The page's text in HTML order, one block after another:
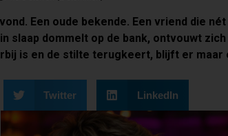
Een oude bekende. Een vriend die
slaap dommelt op de bank, ontvouwt
is en de stilte terugkeert, blijft er maar
Twitter LinkedIn